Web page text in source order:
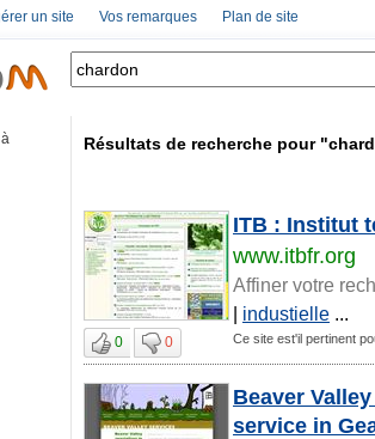
un site Vos remarques Plan de site
Résultats de recherche pour
ITB : Institut
www.itbfr.org
Affiner votre
| industielle ...
0 0 Ce site est'il pertinent
Beaver
service in